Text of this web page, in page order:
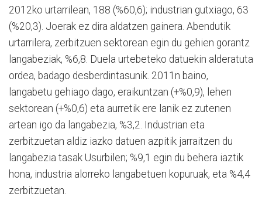
2012ko urtarrilean, 188 (%60,6); industrian gutxiago, 63
(%20,3). Joerak ez dira aldatzen gainera. Abendutik
urtarrilera, zerbitzuen sektorean egin du gehien gorantz
langabeziak, %6,8. Duela urtebeteko datuekin alderatuta
ordea, badago desberdintasunik. 2011n baino,
langabetu gehiago dago, eraikuntzan (+%0,9), lehen
sektorean (+%0,6) eta aurretik ere lanik ez zutenen
artean igo da langabezia, %3,2. Industrian eta
zerbitzuetan aldiz iazko datuen azpitik jarraitzen du
langabezia tasak Usurbilen; %9,1 egin du behera iaztik
hona, industria alorreko langabetuen kopuruak, eta %4,4
zerbitzuetan.